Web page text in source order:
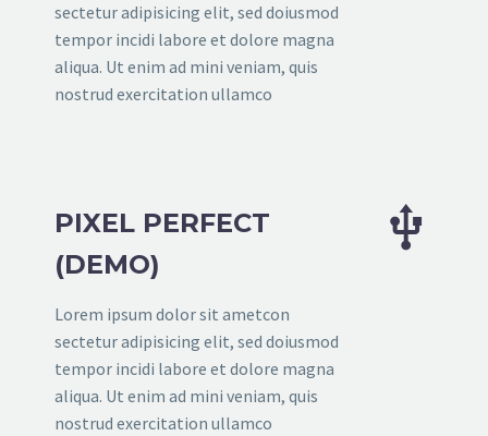
sectetur adipisicing elit, sed doiusmod
tempor incidi labore et dolore magna
aliqua. Ut enim ad mini veniam, quis
nostrud exercitation ullamco
PIXEL PERFECT
(DEMO)
Lorem ipsum dolor sit ametcon
sectetur adipisicing elit, sed doiusmod
tempor incidi labore et dolore magna
aliqua. Ut enim ad mini veniam, quis
nostrud exercitation ullamco

